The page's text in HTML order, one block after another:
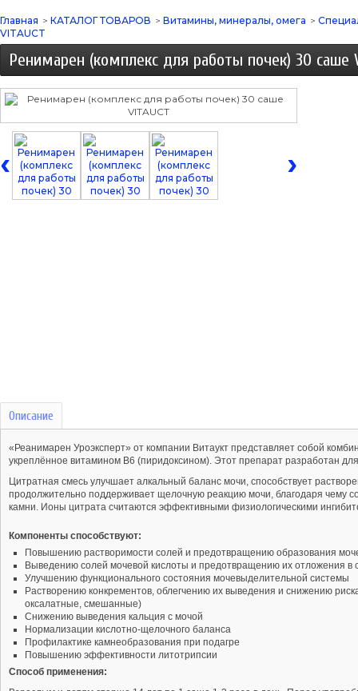
Главная > КАТАЛОГ ТОВАРОВ > Витамины, минералы, омега >
VITAUCT
Ренимарен (комплекс для работы почек) 30 саше
‹ ›
Описание
«Реанимарен Уроэксперт» от компании Витаукт представляет собой
укреплённое витамином В6 (пиридоксином). Этот препарат разработан
Цитратная смесь улучшает алкальный баланс мочи, способствует
продолжительно поддерживает щелочную реакцию мочи, благодаря чему
камни. Ионы цитрата считаются эффективными физиологическими
Компоненты способствуют:
Повышению растворимости солей и предотвращению образования
Выведению солей мочевой кислоты и предотвращению их отложения в
Улучшению функционального состояния мочевыделительной системы
Растворению конкрементов, облегчению их выведения и снижению
оксалатные, смешанные)
Снижению выведения кальция с мочой
Нормализации кислотно-щелочного баланса
Профилактике камнеобразования при подагре
Повышению эффективности литотрипсии
Способ применения: